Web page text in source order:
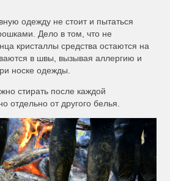
одежду не стоит и пытаться
Дело в том, что не
кристаллы средства остаются на
в швы, вызывая аллергию и
носке одежды.
стирать после каждой
отдельно от другого белья.